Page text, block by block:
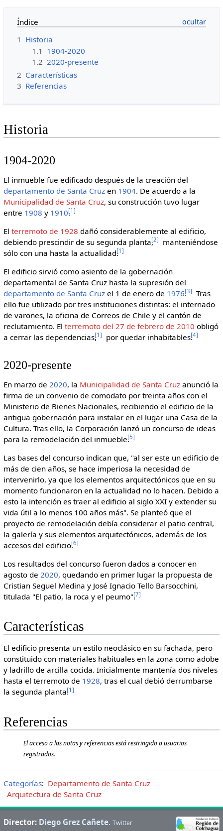
Índice
1 Historia
1.1 1904-2020
1.2 2020-presente
2 Características
3 Referencias
Historia
1904-2020
El inmueble fue edificado después de la creación del
departamento de Santa Cruzen 1904. De acuerdo a la
Municipalidad de Santa Cruz, su construcción tuvo lugar
entre 1908 y 1910.[1 ]
El terremoto de 1928 dañó considerablemente al edificio,
debiendo prescindir de su segunda planta,[2]
manteniéndose
sólo con una hasta la actualidad.[1 ]
El edificio sirvió como asiento de la gobernación
departamental de Santa Cruz hasta la supresión del
departamento de Santa Cruzel 1 de enero de 1976.[3] Tras
ello fue utilizado por tres instituciones distintas: el internado
de varones, la oficina de Correos de Chile y el cantón de
reclutamiento. El terremoto del 27 de febrero de 2010 obligó
a cerrar las dependencias,
[1 ] por quedar inhabitables.
[4]
2020-presente
En marzo de 2020, la Municipalidad de Santa Cruzanunció la
firma de un convenio de comodato por treinta años con el
Ministerio de Bienes Nacionales, recibiendo el edificio de la
antigua gobernación para instalar en el lugar una Casa de la
Cultura. Tras ello, la Corporación lanzó un concurso de ideas
para la remodelación del inmueble.[5]
Las bases del concurso indican que, "al ser este un edificio de
más de cien años, se hace imperiosa la necesidad de
intervenirlo, ya que los elementos arquitectónicos que en su
momento funcionaron en la actualidad no lo hacen. Debido a
esto la intención es traer al edificio al siglo XXI y extender su
vida útil a lo menos 100 años más". Se planteó que el
proyecto de remodelación debía considerar el patio central,
la galería y sus elementos arquitectónicos, además de los
accesos del edificio.[6]
Los resultados del concurso fueron dados a conocer en
agosto de 2020, quedando en primer lugar la propuesta de
Cristian Seguel Medina y José Ignacio Tello Barsocchini,
titulada "El patio, la roca y el peumo".
[7]
Características
El edificio presenta un estilo neoclásico en su fachada, pero
constituido con materiales habituales en la zona como adobe
y ladrillo de arcilla cocida. Inicialmente mantenía dos niveles
hasta el terremoto de 1928, tras el cual debió derrumbarse
la segunda planta.[1 ]
Referencias
El acceso a las notas y referencias está restringido a usuarios
registrados.
Categorías: Departamento de Santa Cruz
Arquitectura de Santa Cruz
Director: Diego Grez Cañete. Twitter